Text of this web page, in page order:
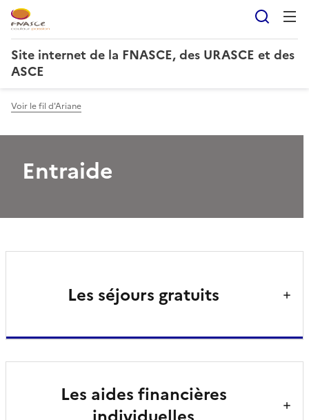
Site internet de la FNASCE, des URASCE et des
ASCE
Voir le fil d'Ariane
Entraide
Les séjours gratuits
Les aides financières